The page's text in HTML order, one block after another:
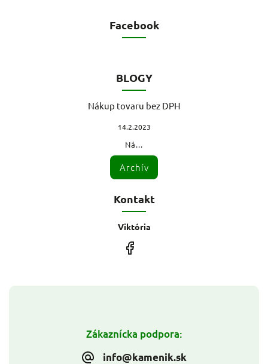
Zákaznícka podpora:
info@kamenik.sk
Facebook
BLOGY
Nákup tovaru bez DPH
14.2.2023
Ná...
Archív
Kontakt
Viktória